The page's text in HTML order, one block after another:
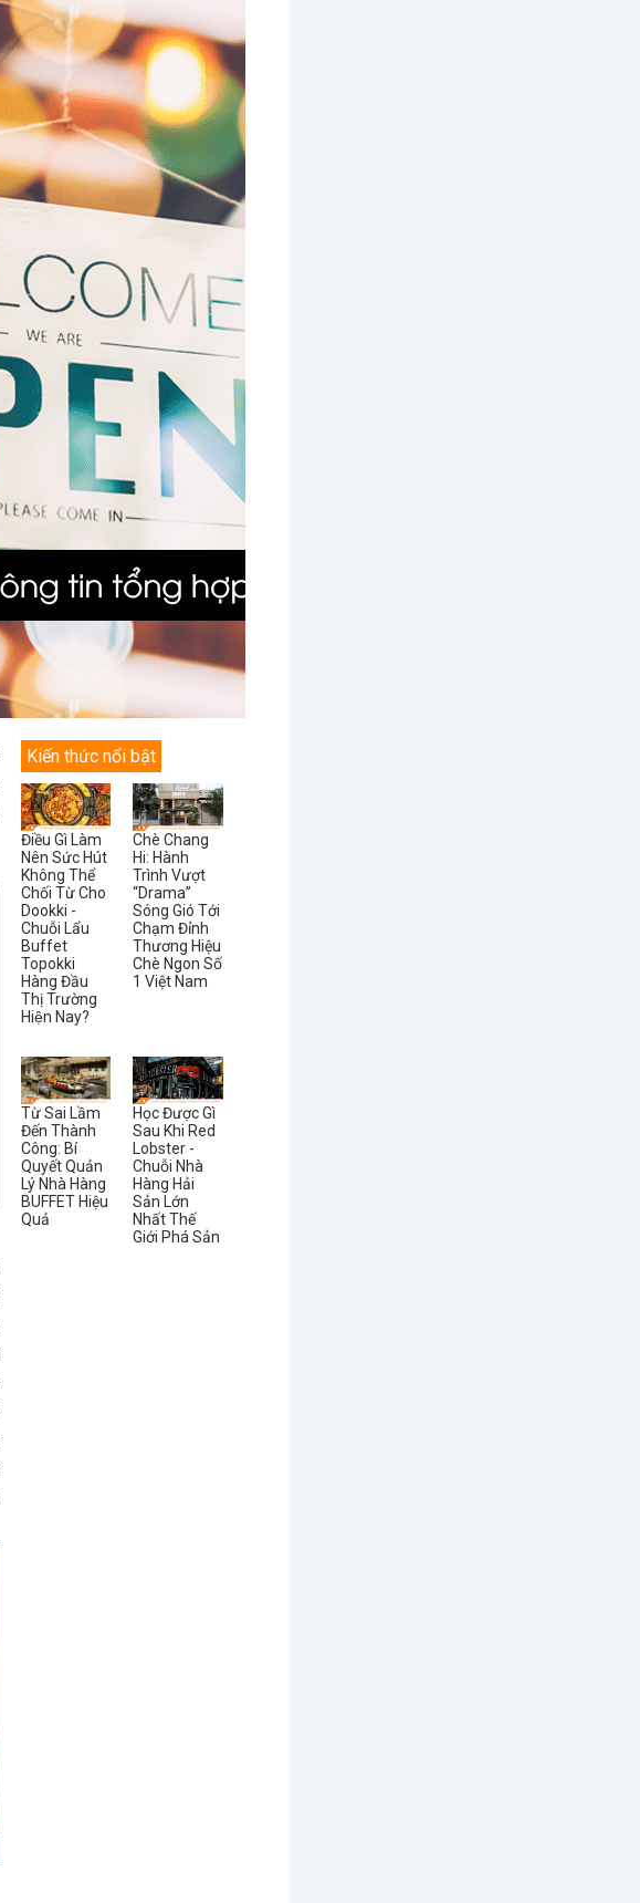
Kiến thức nổi bật
Điều Gì Làm
Nên Sức Hút
Không Thể
Chối Từ Cho
Dookki -
Chuỗi Lẩu
Buffet
Topokki
Hàng Đầu
Thị Trường
Hiện Nay?
Chè Chang
Hi: Hành
Trình Vượt
“Drama”
Sóng Gió Tới
Chạm Đỉnh
Thương Hiệu
Chè Ngon Số
1 Việt Nam
Từ Sai Lầm
Đến Thành
Công: Bí
Quyết Quản
Lý Nhà Hàng
BUFFET Hiệu
Quả
Học Được Gì
Sau Khi Red
Lobster -
Chuỗi Nhà
Hàng Hải
Sản Lớn
Nhất Thế
Giới Phá Sản